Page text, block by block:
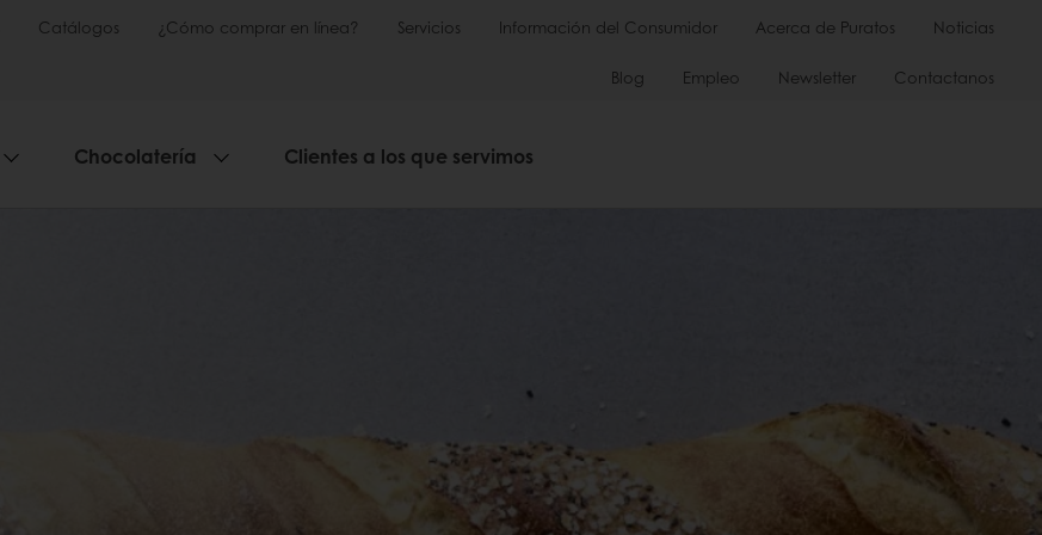
Catálogos ¿Cómo comprar en línea? Servicios Información del Consumidor Acerca de Puratos Noticias
Blog Empleo Newsletter Contactanos
Chocolatería Clientes a los que servimos